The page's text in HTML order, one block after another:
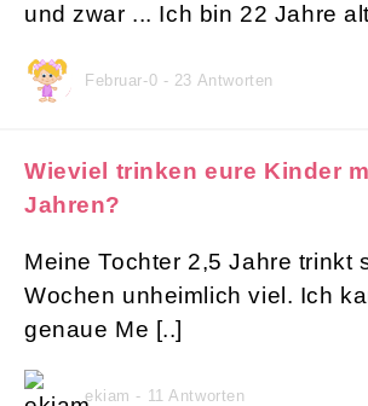
und zwar ... Ich bin 22 Jahre
Februar-0 - 23 Antworten
Wieviel trinken eure Kinder
Jahren?
Meine Tochter 2,5 Jahre trinkt
Wochen unheimlich viel. Ich
genaue Me [..]
ekiam - 11 Antworten